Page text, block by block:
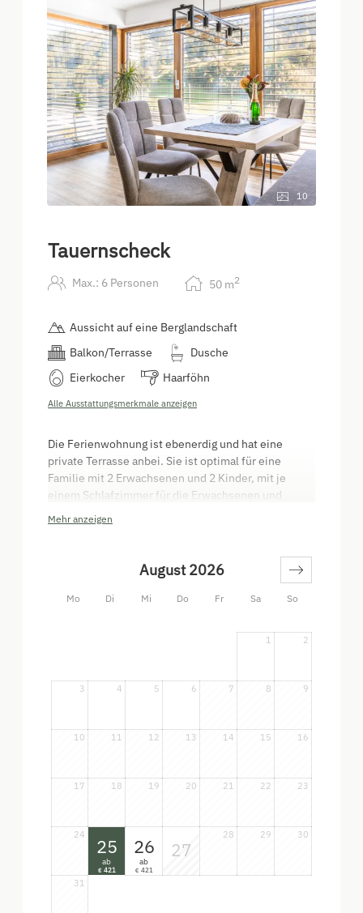
10
Tauernscheck
Max.: 6 Personen 50 m2
Aussicht auf eine Berglandschaft
Balkon/Terrasse
Dusche
Eierkocher
Haarföhn
Alle Ausstattungsmerkmale anzeigen
Die Ferienwohnung ist ebenerdig und hat eine
private Terrasse anbei. Sie ist optimal für eine
Familie mit 2 Erwachsenen und 2 Kinder, mit je
einem Schlafzimmer für die Erwachsenen und
einem Zimmer mit einem Stockbett für Kinder (in
diesem Zimmer befindet sich kein Fenster). Sie
Urlaub benötigt. In der Küche findet sich eine
komplette Ausstattung samt 2-Platten Herd, eine
Mikrowelle mit Backfunktion und eine
falls mal zu wenig eingepackt wurde, steht eine
Mehr anzeigen
Mo Di Mi Do Fr Sa So
August 2026
1 2
3 4 5 6 7 8 9
10 11 12 13 14 15 16
17 18 19 20 21 22 23
24
25
ab
€ 421
26
ab
€ 421
27
28 29 30
31